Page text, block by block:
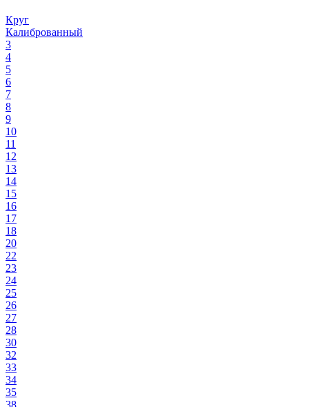
Круг
Калиброванный
3
4
5
6
7
8
9
10
11
12
13
14
15
16
17
18
20
22
23
24
25
26
27
28
30
32
33
34
35
38